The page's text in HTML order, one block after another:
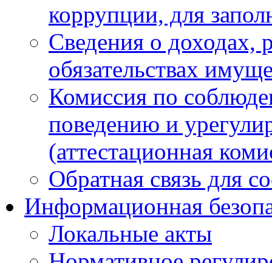
коррупции, для
Сведения о доходах,
обязательствах
Комиссия по
поведению и
(аттестационная
Обратная связь для
Информационная
Локальные акты